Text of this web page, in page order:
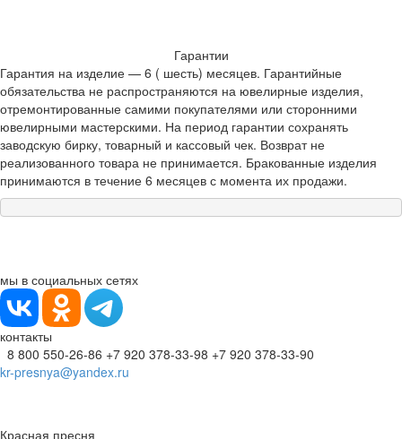
Гарантии
Гарантия на изделие — 6 ( шесть) месяцев. Гарантийные
обязательства не распространяются на ювелирные изделия,
отремонтированные самими покупателями или сторонними
ювелирными мастерскими. На период гарантии сохранять
заводскую бирку, товарный и кассовый чек. Возврат не
реализованного товара не принимается. Бракованные изделия
принимаются в течение 6 месяцев с момента их продажи.
мы в социальных сетях
контакты
8 800 550-26-86 +7 920 378-33-98 +7 920 378-33-90
kr-presnya@yandex.ru
Красная пресня